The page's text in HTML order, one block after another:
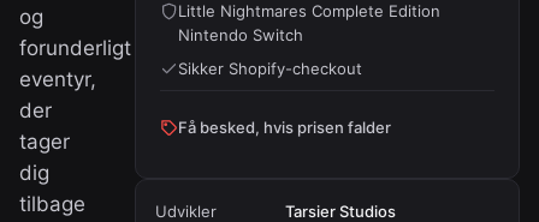
og
forunderligt
eventyr,
der
tager
dig
tilbage
Little Nightmares Complete Edition
Nintendo Switch
Sikker Shopify-checkout
Få besked, hvis prisen falder
Udvikler
Tarsier Studios